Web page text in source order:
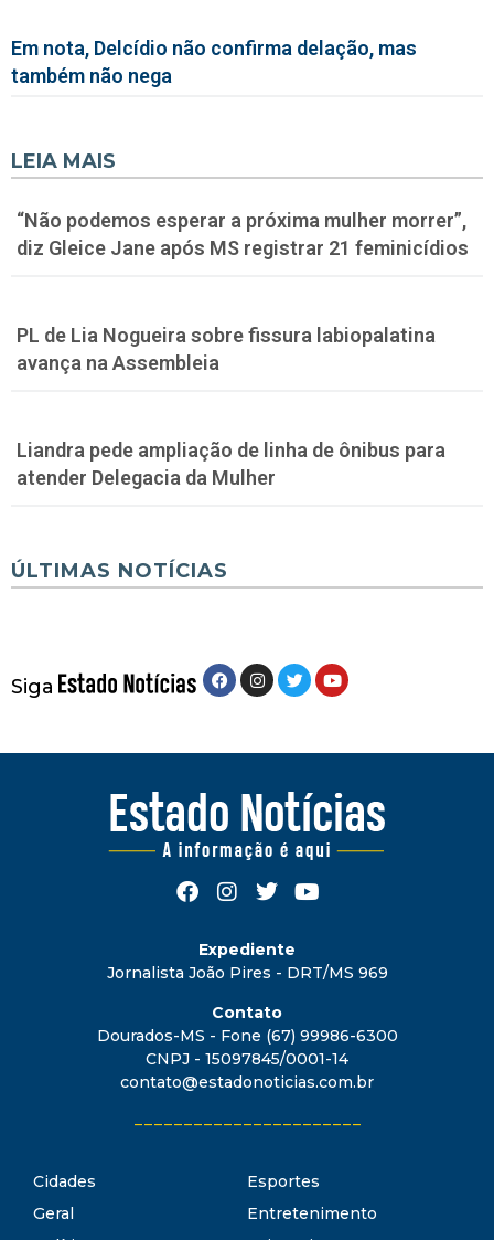
Em nota, Delcídio não confirma delação, mas
também não nega
LEIA MAIS
“Não podemos esperar a próxima mulher morrer”,
diz Gleice Jane após MS registrar 21 feminicídios
PL de Lia Nogueira sobre fissura labiopalatina
avança na Assembleia
Liandra pede ampliação de linha de ônibus para
atender Delegacia da Mulher
ÚLTIMAS NOTÍCIAS
Siga
Expediente
Jornalista João Pires - DRT/MS 969
Contato
Dourados-MS - Fone (67) 99986-6300
CNPJ - 15097845/0001-14
contato@estadonoticias.com.br
Cidades
Geral
Esportes
Entretenimento